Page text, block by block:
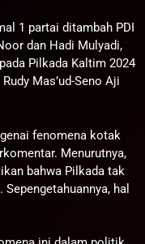
1 partai ditambah PDI
dan Hadi Mulyadi,
Pilkada Kaltim 2024
Mas’ud-Seno Aji
fenomena kotak
Menurutnya,
bahwa Pilkada tak
hal